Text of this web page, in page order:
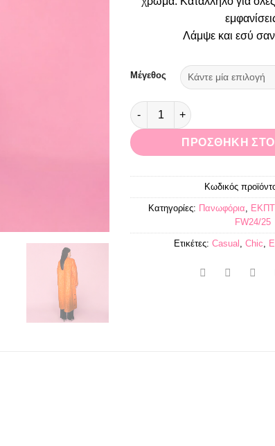
Λάμψε και εσύ
Μέγεθος
Παλτό oversized μάλλινο
ΠΡΟΣΘΉΚΗ ΣΤΟ
Κωδικός
Κατηγορίες: Πανωφόρια
FW24/25
Ετικέτες: Casual Chic